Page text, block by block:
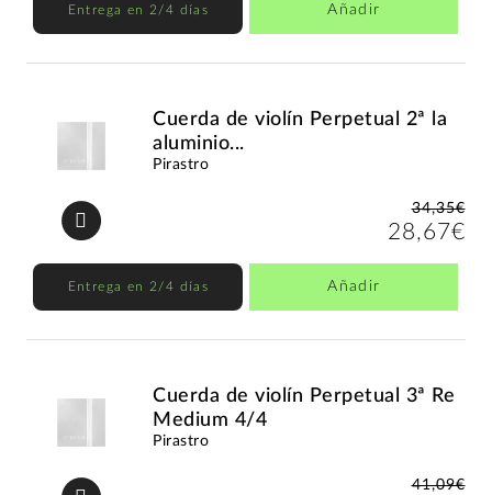
Entrega en 2/4 días Añadir
Cuerda de violín Perpetual 2ª la
aluminio...
Pirastro
34,35€
28,67€
Entrega en 2/4 días Añadir
Cuerda de violín Perpetual 3ª Re
Medium 4/4
Pirastro
41,09€